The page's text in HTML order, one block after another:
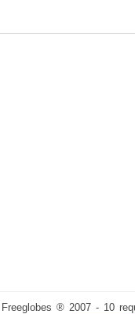
Freeglobes ® 2007 - 10